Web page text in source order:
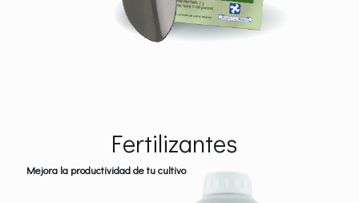
Fertilizantes
Mejora la productividad de tu cultivo